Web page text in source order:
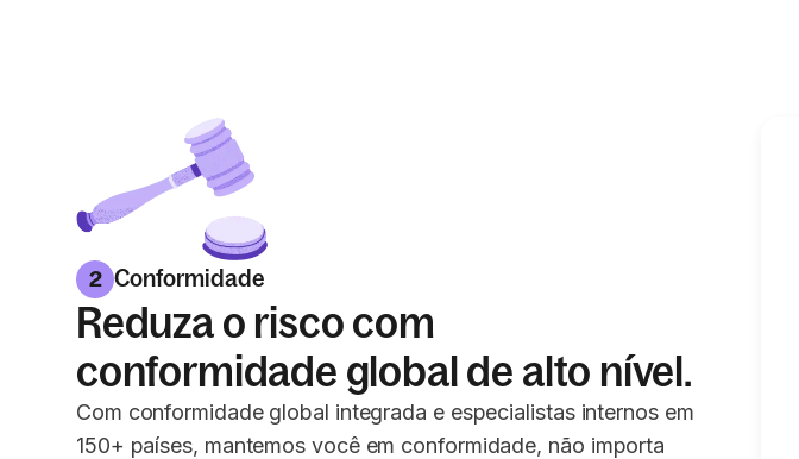
2 Conformidade
Reduza o risco com
conformidade global de alto nível.
Com conformidade global integrada e especialistas internos em
150+ países, mantemos você em conformidade, não importa